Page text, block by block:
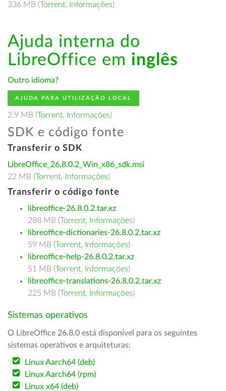
336 MB (Torrent, Informações)
Ajuda interna do
LibreOffice em inglês
Outro idioma?
AJUDA PARA UTILIZAÇÃO LOCAL
2.9 MB (Torrent, Informações)
SDK e código fonte
Transferir o SDK
LibreOffice_26.8.0.2_Win_x86_sdk.msi
22 MB (Torrent, Informações)
Transferir o código fonte
libreoffice-26.8.0.2.tar.xz
288 MB (Torrent, Informações)
libreoffice-dictionaries-26.8.0.2.tar.xz
59 MB (Torrent, Informações)
libreoffice-help-26.8.0.2.tar.xz
51 MB (Torrent, Informações)
libreoffice-translations-26.8.0.2.tar.xz
225 MB (Torrent, Informações)
Sistemas operativos
O LibreOffice 26.8.0 está disponível para os seguintes
sistemas operativos e arquiteturas:
Linux Aarch64 (deb)
Linux Aarch64 (rpm)
Linux x64 (deb)